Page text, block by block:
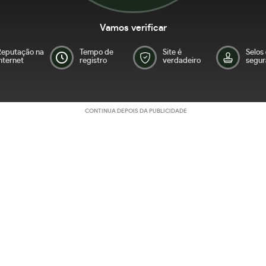
Vamos verificar
na
Tempo de
registro
Site é
verdadeiro
Selos
CONTINUA DEPOIS DA PUBLICIDADE